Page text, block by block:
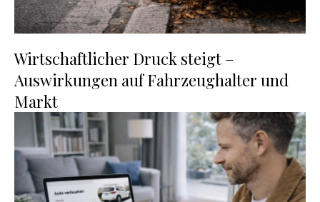
Wirtschaftlicher Druck steigt –
Auswirkungen auf Fahrzeughalter und
Markt